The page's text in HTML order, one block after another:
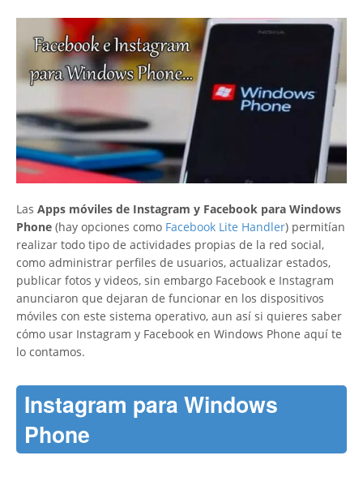
Las Apps móviles de Instagram y Facebook para Windows
Phone (hay opciones como Facebook Lite Handler) permitían
realizar todo tipo de actividades propias de la red social,
como administrar perfiles de usuarios, actualizar estados,
publicar fotos y videos, sin embargo Facebook e Instagram
anunciaron que dejaran de funcionar en los dispositivos
móviles con este sistema operativo, aun así si quieres saber
cómo usar Instagram y Facebook en Windows Phone aquí te
lo contamos.
Instagram para Windows
Phone